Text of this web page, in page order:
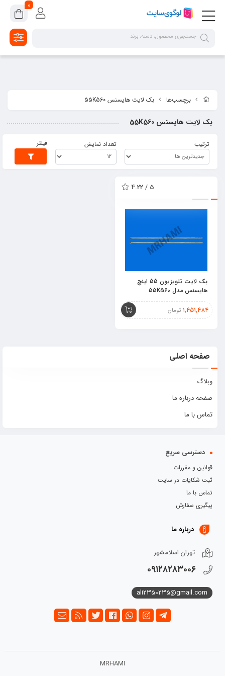
google-site-verification=2dpsKhLIIAHaFZv7ls8lTUR9x1vsg8CYawLf8yMaX1s
برچسب‌ها بک لایت هایسنس 55K560
بک لایت هایسنس 55K560
ترتیب تعداد نمایش فیلتر
5 / 4.22
بک لایت تلویزیون 55 اینچ
هایسنس مدل 55K560
1,451,484 تومان
صفحه اصلی
وبلاگ
صفحه درباره ما
تماس با ما
دسترسی سریع
قوانین و مقررات
ثبت شکایات در سایت
تماس با ما
پیگیری سفارش
درباره ما
تهران اسلامشهر
۰۹۱۲۸۲۸۳۰۰۶
ali2350235@gmail.com
MRHAMI
0